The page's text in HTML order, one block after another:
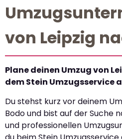
von Leipzig
Plane deinen Umzug von
dem Stein Umzugsservice
Du stehst kurz vor deinem
Bodo und bist auf der Suche
und professionellen